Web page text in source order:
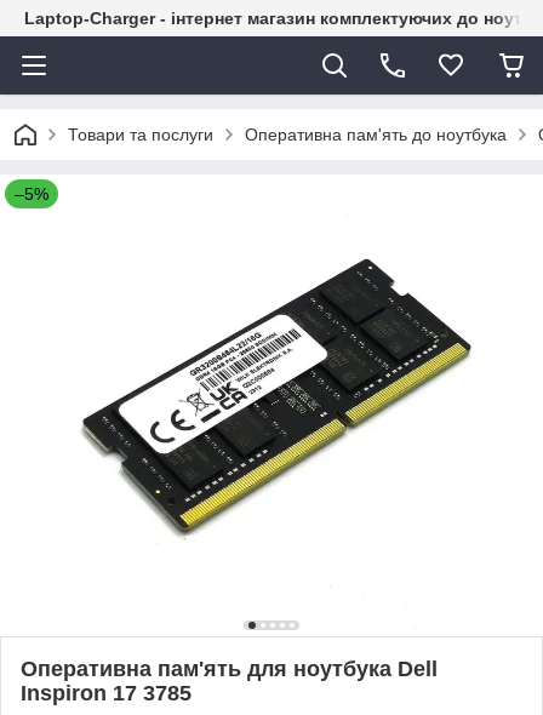
Laptop-Charger - інтернет магазин комплектуючих до
Товари та послуги Оперативна пам'ять до ноутбука
–5%
Оперативна пам'ять для ноутбука Dell
Inspiron 17 3785